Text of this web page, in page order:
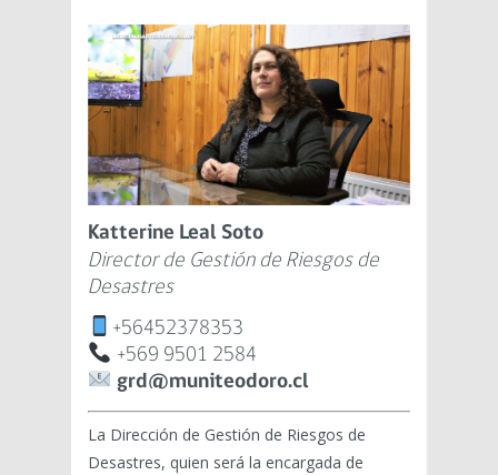
Katterine Leal Soto
Director de Gestión de Riesgos de
Desastres
+56452378353
+569 9501 2584
grd@muniteodoro.cl
La Dirección de Gestión de Riesgos de
Desastres, quien será la encargada de